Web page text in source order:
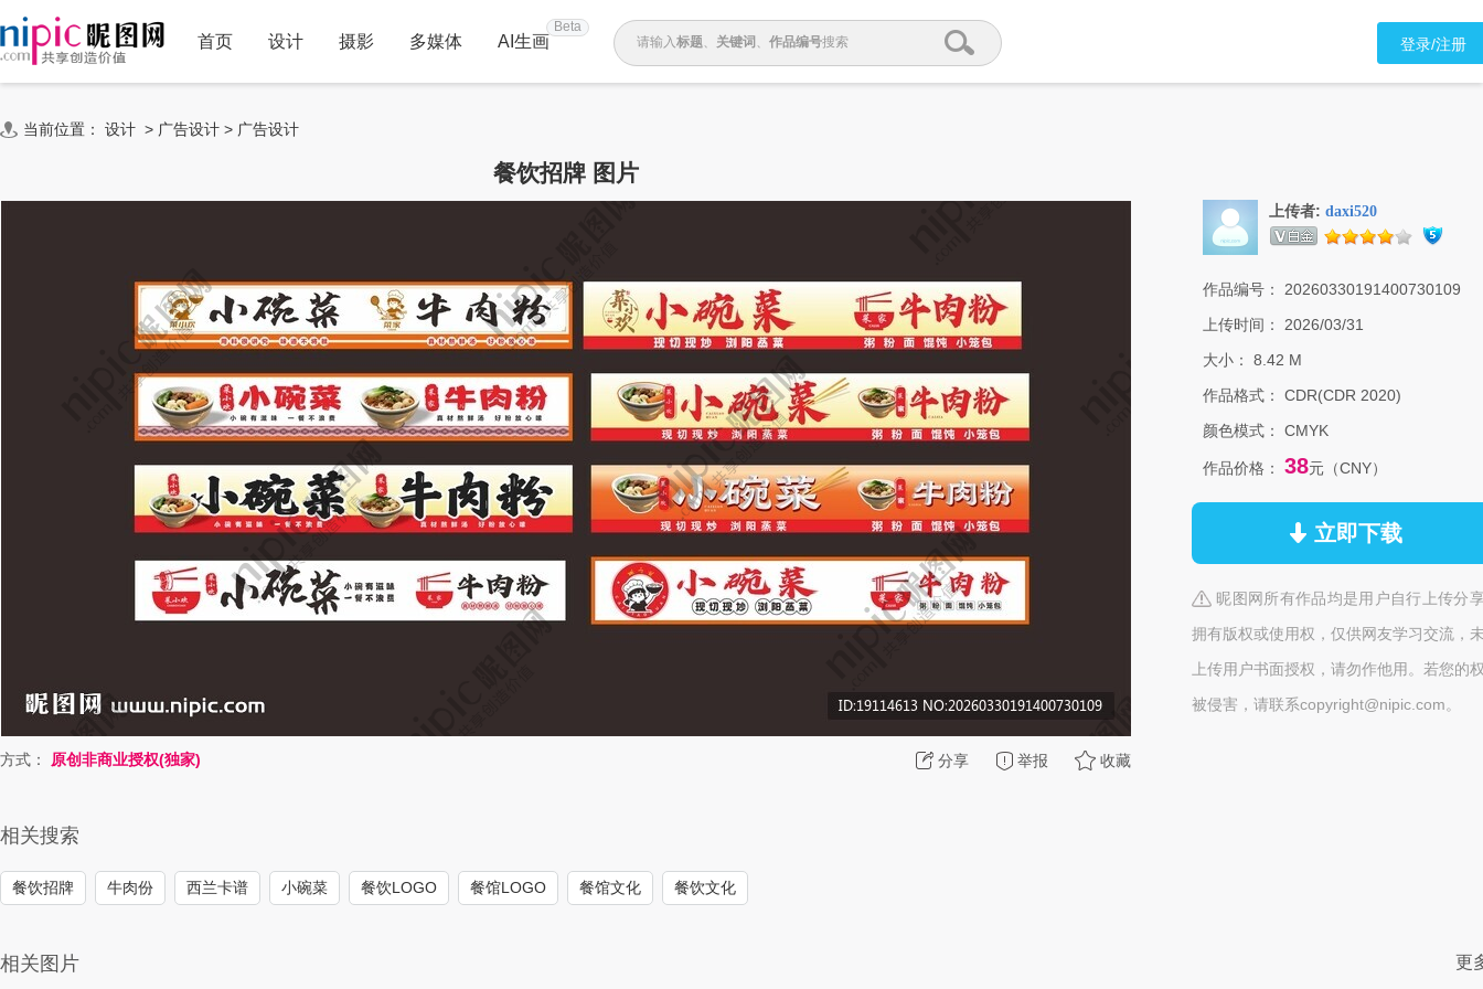
首页 设计 摄影 多媒体 AI生画
Beta
请输入标题、 关键词 、 作品编号搜索 登录/注册
当前位置： 设计 > 广告设计 > 广告设计
餐饮招牌 图片
分享 举报 收藏
方式： 原创非商业授权(独家)
上传者: daxi520
作品编号：
20260330191400730109
上传时间：
2026/03/31
大小：
8.42 M
作品格式：
CDR(CDR 2020)
颜色模式：
CMYK
作品价格： 38元（CNY）
立即下载
昵图网所有作品均是用户自行上传分
拥有版权或使用权，仅供网友学习交流，
上传用户书面授权，请勿作他用。若您的
被侵害，请联系copyright@nipic.com。
相关搜索
餐饮招牌 牛肉份 西兰卡谱 小碗菜 餐饮LOGO 餐馆LOGO 餐馆文化 餐饮文化
相关图片 更